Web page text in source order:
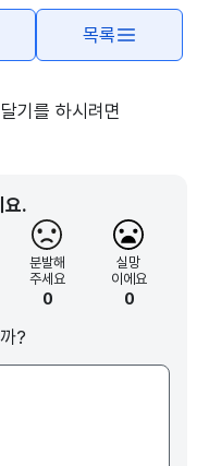
목록
기를 하시려면
요.
분발해
주세요
0
실망
이에요
0
?